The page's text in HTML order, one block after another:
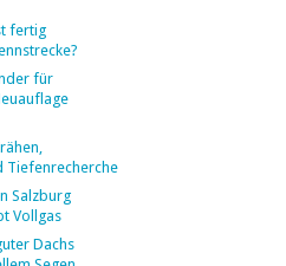
fertig
für
Tiefenrecherche
Salzburg
Vollgas
Dachs